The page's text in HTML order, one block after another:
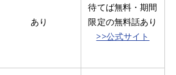
あり
待てば無料・期間
限定の無料話あり
>>公式サイト